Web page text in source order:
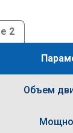
2
Объем